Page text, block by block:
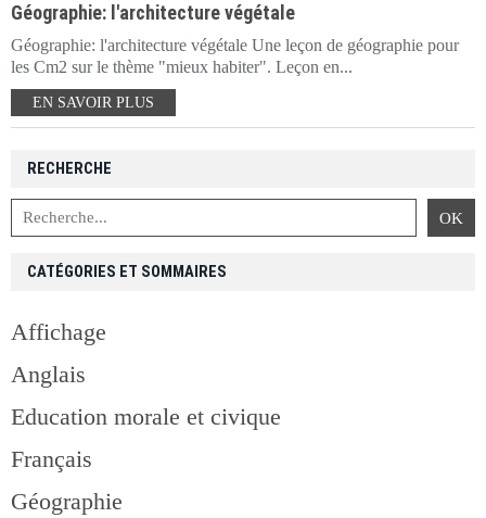
Géographie: l'architecture végétale
Géographie: l'architecture végétale Une leçon de géographie pour
les Cm2 sur le thème "mieux habiter". Leçon en...
EN SAVOIR PLUS
RECHERCHE
CATÉGORIES ET SOMMAIRES
Affichage
Anglais
Education morale et civique
Français
Géographie